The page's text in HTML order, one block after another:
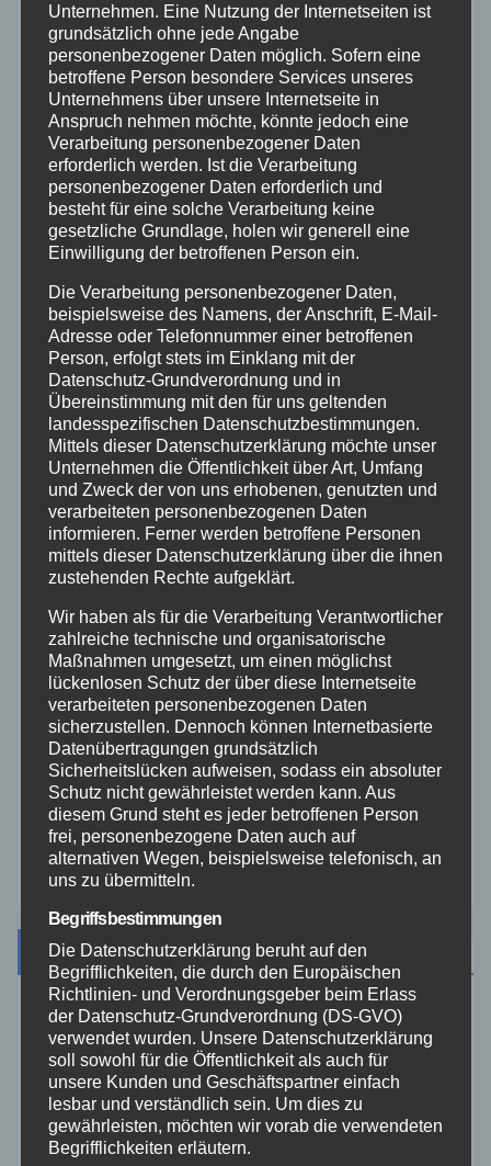
Allgemein
Altenkirchen
Bundespolizei
Feuerwehr
Mayen-Koblenz
Neuwied
Polizei
Rettungsdienst
Rhein-Lahn
THW
Veranstaltungen
Video
Westerwald
Zoll
Archiv
August 2026
Juli 2026
Juni 2026
Unternehmen. Eine Nutzung der Internetseiten ist
grundsätzlich ohne jede Angabe
personenbezogener Daten möglich. Sofern eine
betroffene Person besondere Services unseres
Unternehmens über unsere Internetseite in
Anspruch nehmen möchte, könnte jedoch eine
Verarbeitung personenbezogener Daten
erforderlich werden. Ist die Verarbeitung
personenbezogener Daten erforderlich und
besteht für eine solche Verarbeitung keine
gesetzliche Grundlage, holen wir generell eine
Einwilligung der betroffenen Person ein.
Die Verarbeitung personenbezogener Daten,
beispielsweise des Namens, der Anschrift, E-Mail-
Adresse oder Telefonnummer einer betroffenen
Person, erfolgt stets im Einklang mit der
Datenschutz-Grundverordnung und in
Übereinstimmung mit den für uns geltenden
landesspezifischen Datenschutzbestimmungen.
Mittels dieser Datenschutzerklärung möchte unser
Unternehmen die Öffentlichkeit über Art, Umfang
und Zweck der von uns erhobenen, genutzten und
verarbeiteten personenbezogenen Daten
informieren. Ferner werden betroffene Personen
mittels dieser Datenschutzerklärung über die ihnen
zustehenden Rechte aufgeklärt.
Wir haben als für die Verarbeitung Verantwortlicher
zahlreiche technische und organisatorische
Maßnahmen umgesetzt, um einen möglichst
lückenlosen Schutz der über diese Internetseite
verarbeiteten personenbezogenen Daten
sicherzustellen. Dennoch können Internetbasierte
Datenübertragungen grundsätzlich
Sicherheitslücken aufweisen, sodass ein absoluter
Schutz nicht gewährleistet werden kann. Aus
diesem Grund steht es jeder betroffenen Person
frei, personenbezogene Daten auch auf
alternativen Wegen, beispielsweise telefonisch, an
uns zu übermitteln.
Begriffsbestimmungen
Die Datenschutzerklärung beruht auf den
Begrifflichkeiten, die durch den Europäischen
Richtlinien- und Verordnungsgeber beim Erlass
der Datenschutz-Grundverordnung (DS-GVO)
verwendet wurden. Unsere Datenschutzerklärung
soll sowohl für die Öffentlichkeit als auch für
unsere Kunden und Geschäftspartner einfach
lesbar und verständlich sein. Um dies zu
gewährleisten, möchten wir vorab die verwendeten
Begrifflichkeiten erläutern.